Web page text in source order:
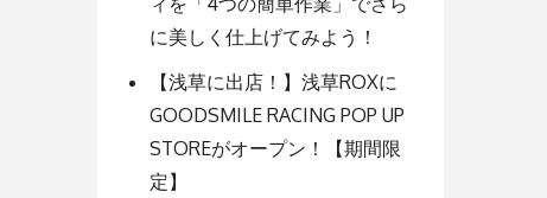
に美しく仕上げてみよう！
【浅草に出店！】浅草ROXに
GOODSMILE RACING POP UP
STOREがオープン！【期間限
定】